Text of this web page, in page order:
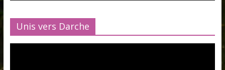
Unis vers Darche